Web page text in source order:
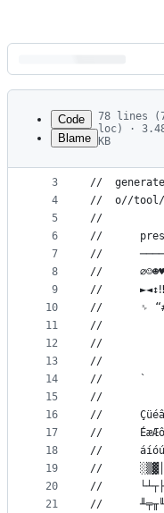
Latest
commit
metadata
controls
Code
Blame
78 lines
loc) ·
KB
1
2
3
4
5
6
7
8
9
10
11
12
13
14
15
16
17
18
19
20
21
#include
//
//	o//
//
//
//
//
//
//
//
//
//
//	    `
//
//
//
//
//
//
//